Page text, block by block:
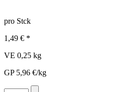
pro Stck
1,49 € *
VE 0,25 kg
GP 5,96 €/kg